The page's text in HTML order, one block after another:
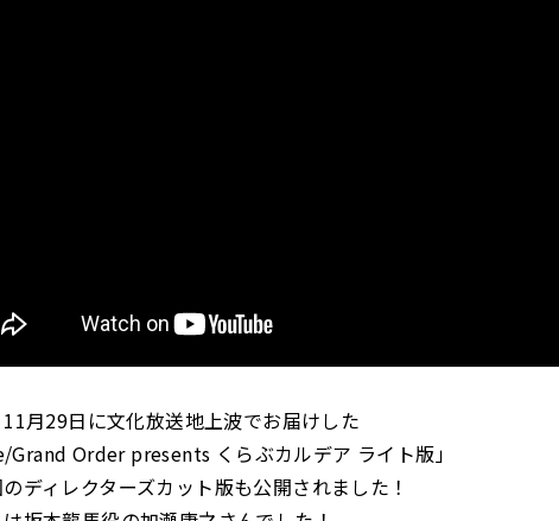
11月29日に文化放送地上波でお届けした
Grand Order presents くらぶカルデア ライト版」
ディレクターズカット版も公開されました！